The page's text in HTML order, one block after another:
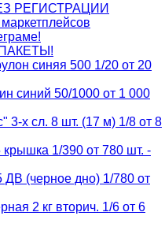
РЕГИСТРАЦИИ
синяя 500 1/20 от 20
синий 50/1000 от 1 000
3-х сл. 8 шт. (17 м) 1/8 от 8
1/390 от 780 шт. -
(черное дно) 1/780 от
2 кг вторич. 1/6 от 6